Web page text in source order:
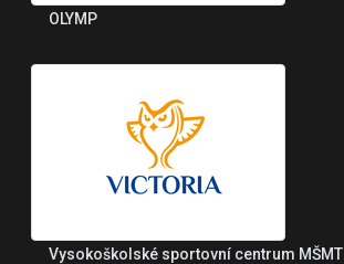
OLYMP
Vysokoškolské sportovní centrum MŠMT